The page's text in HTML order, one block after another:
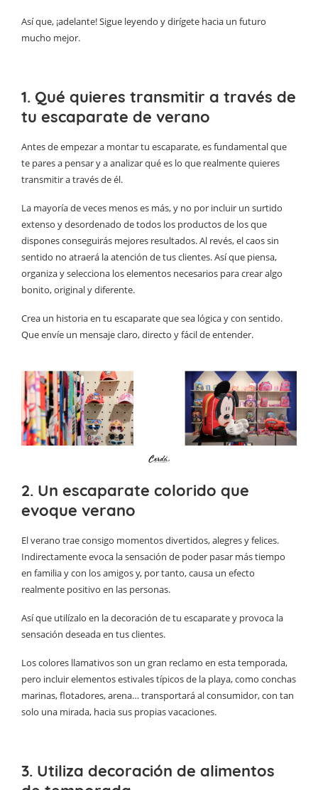
Así que, ¡adelante! Sigue leyendo y dirígete hacia un futuro
mucho mejor.
1. Qué quieres transmitir a través de
tu escaparate de verano
Antes de empezar a montar tu escaparate, es fundamental que
te pares a pensar y a analizar qué es lo que realmente quieres
transmitir a través de él.
La mayoría de veces menos es más, y no por incluir un surtido
extenso y desordenado de todos los productos de los que
dispones conseguirás mejores resultados. Al revés, el caos sin
sentido no atraerá la atención de tus clientes. Así que piensa,
organiza y selecciona los elementos necesarios para crear algo
bonito, original y diferente.
Crea un historia en tu escaparate que sea lógica y con sentido.
Que envíe un mensaje claro, directo y fácil de entender.
2. Un escaparate colorido que
evoque verano
El verano trae consigo momentos divertidos, alegres y felices.
Indirectamente evoca la sensación de poder pasar más tiempo
en familia y con los amigos y, por tanto, causa un efecto
realmente positivo en las personas.
Así que utilízalo en la decoración de tu escaparate y provoca la
sensación deseada en tus clientes.
Los colores llamativos son un gran reclamo en esta temporada,
pero incluir elementos estivales típicos de la playa, como conchas
marinas, flotadores, arena… transportará al consumidor, con tan
solo una mirada, hacia sus propias vacaciones.
3. Utiliza decoración de alimentos